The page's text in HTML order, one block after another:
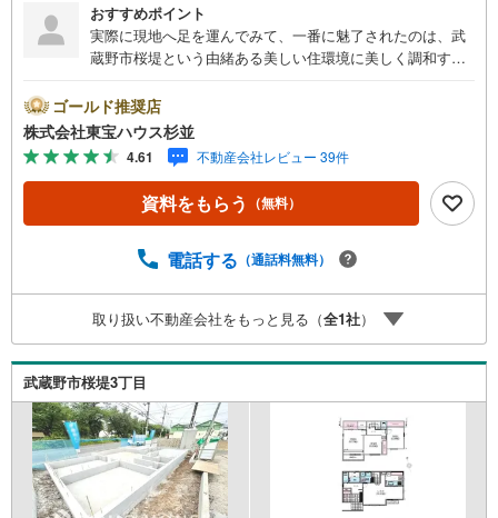
おすすめポイント
実際に現地へ足を運んでみて、一番に魅了されたのは、武
蔵野市桜堤という由緒ある美しい住環境に美しく調和す
ル感と開放感です。周囲は第一種低層住居専用地域を含む
穏やかな住宅街で、広い南側公道に面しているため、どの
棟も陽当りと通風に大変恵まれています。お住まいは、こ
れからの時代に相応しい先進の「みらいエコ住宅」仕様。
初期費用無料で利用できる太陽光発電パネルと蓄電池が全
棟に標準搭載されており、日々の光熱費を賢く抑えられる
ています。さらに15年後にはシステム一式が無償譲渡され
最大95％軽減する住友ゴムの制震ユニット「MIRAIE」を採
用し、大切な家族の明日をしっかりと守る高い安全性を実
現しています。省エネ等級を誇る、武蔵野の上質な新築一
戸建てをぜひ当日のご案内で体感してください。
ゴールド推奨店
株式会社東宝ハウス杉並
4.61 不動産会社レビュー 39件
資料をもらう （無料）
電話する （通話料無料）
取り扱い不動産会社をもっと見る（全1社）
武蔵野市桜堤3丁目